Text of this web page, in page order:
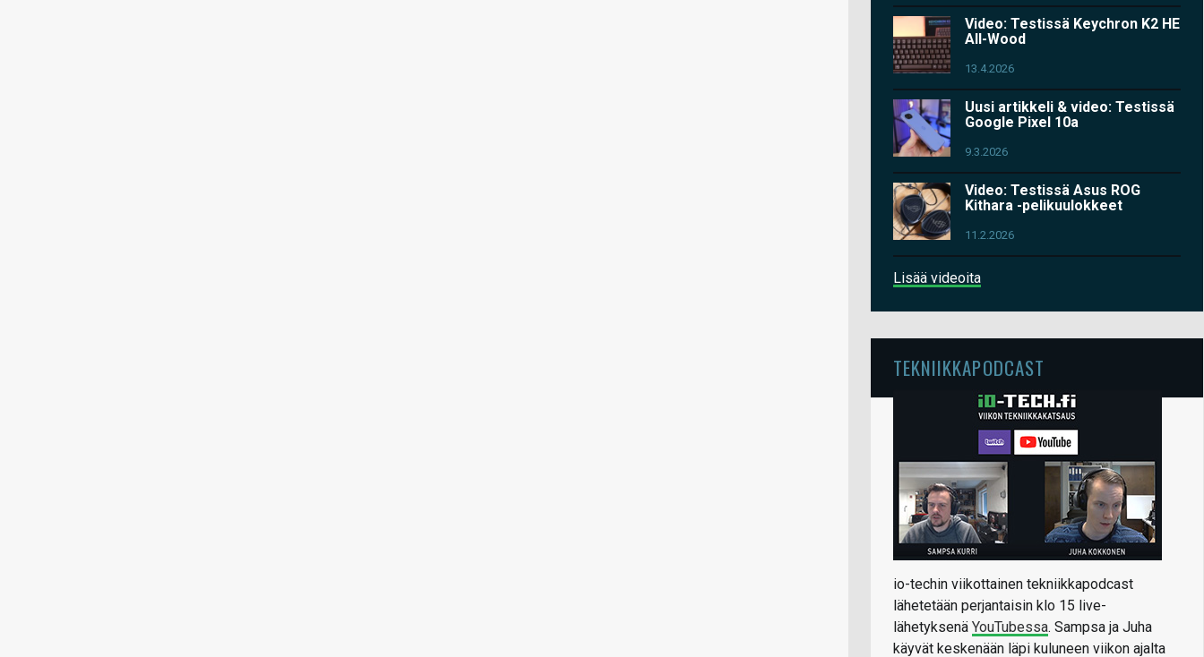
Video: Testissä Keychron K2 HE
All-Wood
13.4.2026
Uusi artikkeli & video: Testissä
Google Pixel 10a
9.3.2026
Video: Testissä Asus ROG
Kithara -pelikuulokkeet
11.2.2026
Lisää videoita
TEKNIIKKAPODCAST
io-techin viikottainen tekniikkapodcast
lähetetään perjantaisin klo 15 live-
lähetyksenä YouTubessa. Sampsa ja Juha
käyvät keskenään läpi kuluneen viikon ajalta